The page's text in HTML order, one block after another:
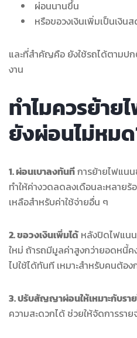
ผ่อนนานขึ้น
หรือขอวงเงินเพิ่มเป็นเงิน
และที่สำคัญคือ ยังใช้รถได้ตามป
งาน
ทำไมควรย้า
ยังผ่อนไม่หม
1. ผ่อนเบาลงทันทีการย้ายไฟแน
ทำให้ค่างวดลดลงเดือนละหลาย
เหลือสำหรับค่าใช้จ่ายอื่น ๆ
2. ขอวงเงินเพิ่มได้หลังปิดไฟแนน
ใหม่ ถ้ารถมีมูลค่าสูงกว่ายอดหนี้ค
ไปใช้ได้ทันที เหมาะสำหรับคนต้อง
3. ปรับสัญญาผ่อนให้เหมาะกับรา
ความสะดวกได้ ช่วยให้จัดการรา